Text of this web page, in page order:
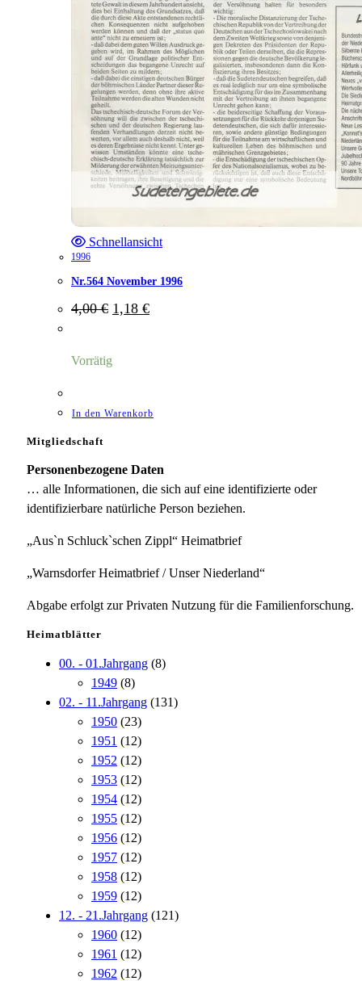
Schnellansicht
1996
Nr.564 November 1996
4,00€ Ursprünglicher
Preis
1,18 €Aktueller
Preis
Vorrätig
In den Warenkorb
Mitgliedschaft
Personenbezogene Daten
… alle Informationen, die sich auf eine identifizierte oder
identifizierbare natürliche Person beziehen.
„Aus`n Schluck`schen Zippl“ Heimatbrief
„Warnsdorfer Heimatbrief / Unser Niederland“
Abgabe erfolgt zur Privaten Nutzung für die Familienforschung.
Heimatblätter
00. - 01.Jahrgang (8)
1949 (8)
02. - 11.Jahrgang (131)
1950 (23)
1951 (12)
1952 (12)
1953 (12)
1954 (12)
1955 (12)
1956 (12)
1957 (12)
1958 (12)
1959 (12)
12. - 21.Jahrgang (121)
1960 (12)
1961 (12)
1962 (12)